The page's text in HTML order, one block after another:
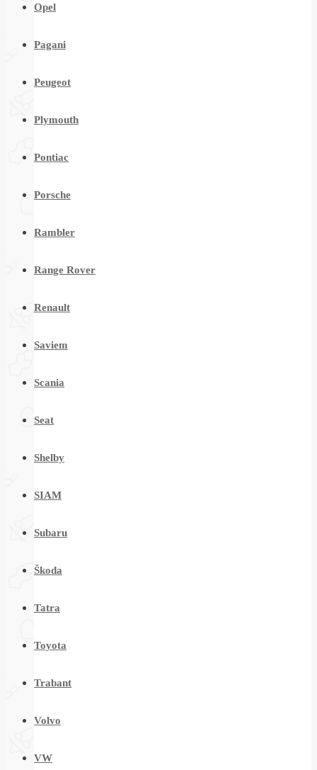
Opel
Pagani
Peugeot
Plymouth
Pontiac
Porsche
Rambler
Range Rover
Renault
Saviem
Scania
Seat
Shelby
SIAM
Subaru
Škoda
Tatra
Toyota
Trabant
Volvo
VW